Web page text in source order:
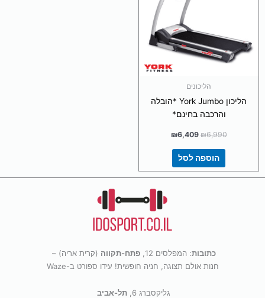
הליכונים
הליכון York Jumbo *הובלה
והרכבה בחינם*
₪6,990
₪6,409
הוספה לסל
כתובות: המפלסים 12, פתח-תקווה (קרית אריה) –
חנות אולם תצוגה, חניה חופשית! עידו ספורט ב-Waze
גליקסברג 6,
תל-אביב